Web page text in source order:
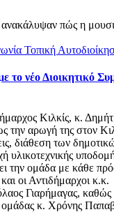
ανακάλυψαν πώς η
Τοπική
το νέο Διοικητικό
Κιλκίς, κ.
την αρωγή της στον
διάθεση των
υλικοτεχνικής
την ομάδα με κάθε
οι Αντιδήμαρχοι κ.κ.
Γιαρήμαγας, καθώς
ομάδας κ. Χρόνης